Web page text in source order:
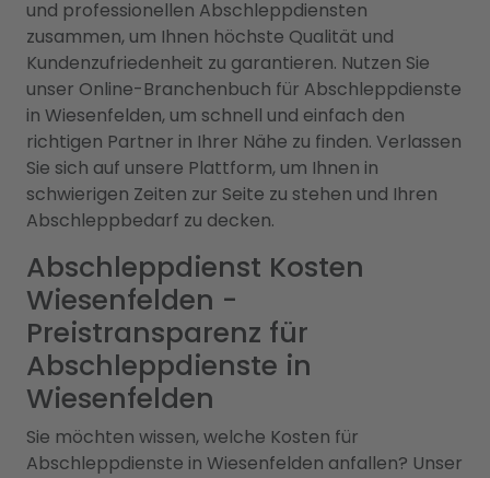
und professionellen Abschleppdiensten
zusammen, um Ihnen höchste Qualität und
Kundenzufriedenheit zu garantieren. Nutzen Sie
unser Online-Branchenbuch für Abschleppdienste
in Wiesenfelden, um schnell und einfach den
richtigen Partner in Ihrer Nähe zu finden. Verlassen
Sie sich auf unsere Plattform, um Ihnen in
schwierigen Zeiten zur Seite zu stehen und Ihren
Abschleppbedarf zu decken.
Abschleppdienst Kosten
Wiesenfelden -
Preistransparenz für
Abschleppdienste in
Wiesenfelden
Sie möchten wissen, welche Kosten für
Abschleppdienste in Wiesenfelden anfallen? Unser